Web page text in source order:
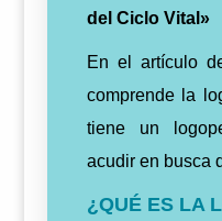
del Ciclo Vital»
En el artículo
comprende la
tiene un
acudir en busca
¿QUÉ ES LA